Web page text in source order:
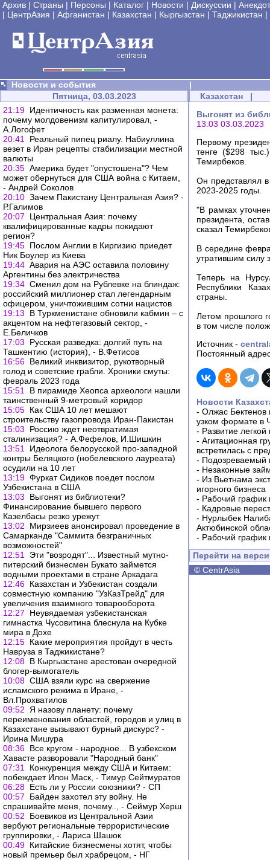
Архив | Страны | Персоны | Каталог | Новости | Дискуссии |
| ЦентрАзия | Афганистан | Казахстан | Кыргызстан | Таджикистан |
Новости и события
|
Пятница, 03.03.2023
21:19 Идентичность как разменная монета:
почему молдовенизм капитулировал, -
А.Логофет
20:41
Реальный пипец риалу. Набиуллина
везет в Иран рецепты стабилизации местной
валюты
20:35 Америка будет "опустошена"? Чем
может обернуться для США война с Китаем,
- Андрей Соколов
20:10 Зачем Пакистану Центральная Азия? -
Р.Галимов
20:07
Центральная Азия: почему
квалифицированные кадры покидают
регион?
19:45 Послом Англии в Киргизию приедет
Ник Боулер из Киева
19:44 Авария на АЭС оставила половину
Аргентины без электричества
19:34 Сменил дом на Рублевке на блиндаж:
российский миллионер стал легендарным
офицером, уничтожившим сотни нацистов
19:13
В Туркменистане обновили кабмин – с
акцентом на нефтегазовый сектор, -
Е.Беличков
17:03
Русская разведка: долгий путь на
Ташкентию (история), - В.Фетисов
16:56 Великий инквизитор, рукотворный
голод и советские грабли. Хроники смуты:
февраль 2023 года
15:51
В пирамиде Хеопса археологи нашли
таинственный 9-метровый коридор
15:05 Как США 10 лет мешают
строительству газопровода Иран-Пакистан
15:03
Россию ждет неотвратимая
сталинизация? - А.Фефелов, И.Шишкин
13:51
Идеолога белорусской про-западной
контры Беляцкого (нобелевского лауреата)
осудили на 10 лет
13:19 Фуркат Сидиков поедет послом
Узбекистана в США
13:03
Выгонят из библиотеки?
Финансирование бывшего первого
Казелбасы резко урежут
13:02
Мирзиеев анонсировал проведение в
Самарканде "Саммита безграничных
возможностей"
12:51
Эти "возродят"... Известный мутно-
питерский бизнесмен Букато займется
водными проектами в стране Аркадага
12:46 Казахстан и Узбекистан создали
совместную компанию "УзКазТрейд" для
увеличения взаимного товарооборота
12:27
Неувядаемая узбекистанская
гимнастка Чусовитина блеснула на Кубке
мира в Дохе
12:15 Какие мероприятия пройдут в честь
Навруза в Таджикистане?
12:08 В Кыргызстане арестован очередной
блогер-вымогатель
10:08 США взяли курс на свержение
исламского режима в Иране, -
Вл.Прохватилов
09:52
Я назову планету: почему
переименования областей, городов и улиц в
Казахстане вызывают бурный дискурс? -
Ирина Мишура
08:36 Все кругом - народное... В узбекском
Хавасте разворовали "Народный банк"
07:31
Конкуренция между США и Китаем:
побеждает Илон Маск, - Тимур Сейтмуратов
06:28 Есть ли у России союзники? - СП
00:57
Байден захотел эту войну. Не
спрашивайте меня, почему.., - Сеймур Херш
00:52
Боевиков из Центральной Азии
вербуют региональные террористические
группировки, - Лариса Шашок
00:49 Китайские бизнесмены хотят, чтобы
новый премьер был храбрецом, - НГ
Казахстан |
Выгонят из
13:03 03.03.2023
Первому
тенге ($298
Темирбеков.
Он представлял
2023-2025 годы.
"В рамках
президента,
сказал
В середине
утратившим силу
Теперь на
Республики
страны.
Летом прошлого
в том числе
Источник -
Постоянный
Новости
- Олжас Бектенов
узком формате в
- Развитие
- Агитационная
встретилась с
- Подозреваемый
- Незаконные
- Из Вьетнама
игорного бизнеса
- Рабочий график
- Кадровые
- Нурлыбек
Актюбинской
- Рабочий график
Перейти на
© CentrAsia